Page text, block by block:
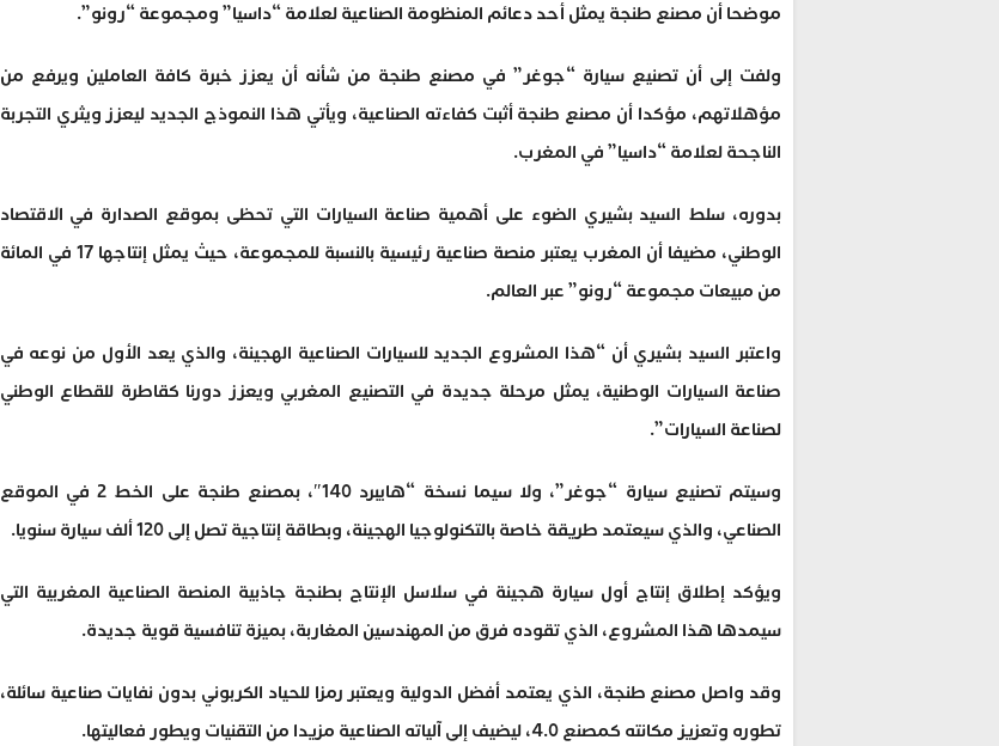
موضحا أن مصنع طنجة يمثل أحد دعائم المنظومة الصناعية لعلامة “داسيا” ومجموعة “رونو”.
ولفت إلى أن تصنيع سيارة “جوغر” في مصنع طنجة من شأنه أن يعزز خبرة كافة العاملين ويرفع من
مؤهلاتهم، مؤكدا أن مصنع طنجة أثبت كفاءته الصناعية، ويأتي هذا النموذج الجديد ليعزز ويثري التجربة
الناجحة لعلامة “داسيا” في المغرب.
بدوره، سلط السيد بشيري الضوء على أهمية صناعة السيارات التي تحظى بموقع الصدارة في الاقتصاد
الوطني، مضيفا أن المغرب يعتبر منصة صناعية رئيسية بالنسبة للمجموعة، حيث يمثل إنتاجها 17 في المائة
من مبيعات مجموعة “رونو” عبر العالم.
واعتبر السيد بشيري أن “هذا المشروع الجديد للسيارات الصناعية الهجينة، والذي يعد الأول من نوعه في
صناعة السيارات الوطنية، يمثل مرحلة جديدة في التصنيع المغربي ويعزز دورنا كقاطرة للقطاع الوطني
لصناعة السيارات”.
وسيتم تصنيع سيارة “جوغر”، ولا سيما نسخة “هايبرد 140″، بمصنع طنجة على الخط 2 في الموقع
الصناعي، والذي سيعتمد طريقة خاصة بالتكنولوجيا الهجينة، وبطاقة إنتاجية تصل إلى 120 ألف سيارة سنويا.
ويؤكد إطلاق إنتاج أول سيارة هجينة في سلاسل الإنتاج بطنجة جاذبية المنصة الصناعية المغربية التي
سيمدها هذا المشروع، الذي تقوده فرق من المهندسين المغاربة، بميزة تنافسية قوية جديدة.
وقد واصل مصنع طنجة، الذي يعتمد أفضل الدولية ويعتبر رمزا للحياد الكربوني بدون نفايات صناعية سائلة،
تطوره وتعزيز مكانته كمصنع 4.0، ليضيف إلى آلياته الصناعية مزيدا من التقنيات ويطور فعاليتها.